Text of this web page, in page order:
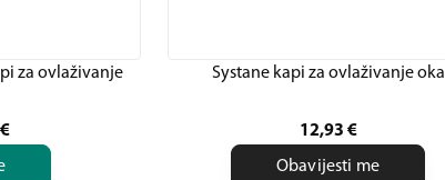
za ovlaživanje
€
Systane kapi za ovlaživanje oka
12,93 €
Obavijesti me